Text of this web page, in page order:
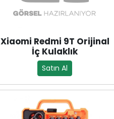
Xiaomi Redmi 9T Orijinal
İç Kulaklık
Satın Al